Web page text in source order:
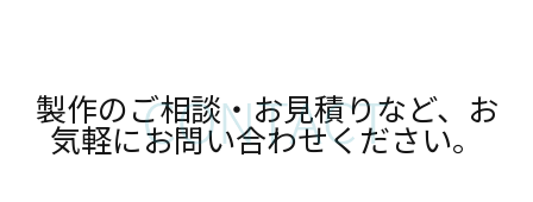
製作のご相談・お見積りなど、お
気軽にお問い合わせください。